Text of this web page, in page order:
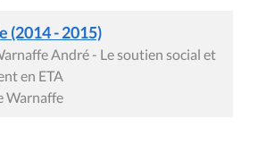
(2014 - 2015)
André - Le soutien social et
en ETA
Warnaffe